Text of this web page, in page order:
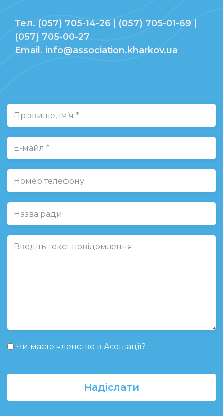
Тел. (057) 705-14-26 | (057) 705-01-69 |
(057) 705-00-27
Email. info@association.kharkov.ua
Чи маєте членство в Асоціації?
Надіслати